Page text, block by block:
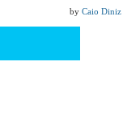
by Caio Diniz